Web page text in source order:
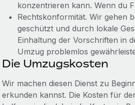
konzentrieren kann. Wenn du
Rechtskonformität. Wir gehen
geschützt und durch lokale
Einhaltung der Vorschriften in
Umzug problemlos
Die Umzugskosten
Wir machen diesen Dienst zu
erkunden kannst. Die Kosten für